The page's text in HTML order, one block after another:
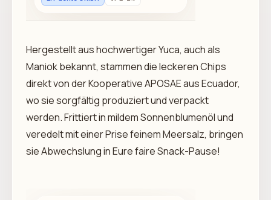
Hergestellt aus hochwertiger Yuca, auch als
Maniok bekannt, stammen die leckeren Chips
direkt von der Kooperative APOSAE aus Ecuador,
wo sie sorgfältig produziert und verpackt
werden. Frittiert in mildem Sonnenblumenöl und
veredelt mit einer Prise feinem Meersalz, bringen
sie Abwechslung in Eure faire Snack-Pause!